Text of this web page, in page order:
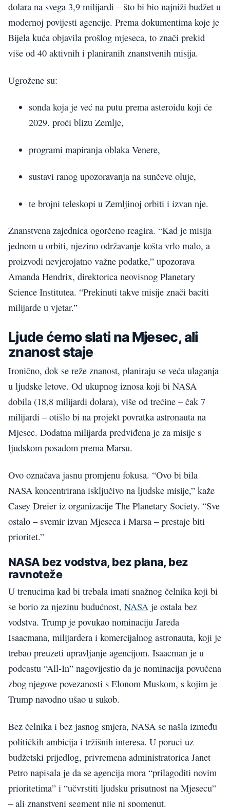
dolara na svega 3,9 milijardi – što bi bio najniži budžet u
modernoj povijesti agencije. Prema dokumentima koje je
Bijela kuća objavila prošlog mjeseca, to znači prekid
više od 40 aktivnih i planiranih znanstvenih misija.
Ugrožene su:
sonda koja je već na putu prema asteroidu koji će
2029. proći blizu Zemlje,
programi mapiranja oblaka Venere,
sustavi ranog upozoravanja na sunčeve oluje,
te brojni teleskopi u Zemljinoj orbiti i izvan nje.
Znanstvena zajednica ogorčeno reagira. “Kad je misija
jednom u orbiti, njezino održavanje košta vrlo malo, a
proizvodi nevjerojatno važne podatke,” upozorava
Amanda Hendrix, direktorica neovisnog Planetary
Science Institutea. “Prekinuti takve misije znači baciti
milijarde u vjetar.”
Ljude ćemo slati na Mjesec, ali
znanost staje
Ironično, dok se reže znanost, planiraju se veća ulaganja
u ljudske letove. Od ukupnog iznosa koji bi NASA
dobila (18,8 milijardi dolara), više od trećine – čak 7
milijardi – otišlo bi na projekt povratka astronauta na
Mjesec. Dodatna milijarda predviđena je za misije s
ljudskom posadom prema Marsu.
Ovo označava jasnu promjenu fokusa. “Ovo bi bila
NASA koncentrirana isključivo na ljudske misije,” kaže
Casey Dreier iz organizacije The Planetary Society. “Sve
ostalo – svemir izvan Mjeseca i Marsa – prestaje biti
prioritet.”
NASA bez vodstva, bez plana, bez
ravnoteže
U trenucima kad bi trebala imati snažnog čelnika koji bi
se borio za njezinu budućnost, NASA je ostala bez
vodstva. Trump je povukao nominaciju Jareda
Isaacmana, milijardera i komercijalnog astronauta, koji je
trebao preuzeti upravljanje agencijom. Isaacman je u
podcastu “All-In” nagovijestio da je nominacija povučena
zbog njegove povezanosti s Elonom Muskom, s kojim je
Trump navodno ušao u sukob.
Bez čelnika i bez jasnog smjera, NASA se našla između
političkih ambicija i tržišnih interesa. U poruci uz
budžetski prijedlog, privremena administratorica Janet
Petro napisala je da se agencija mora “prilagoditi novim
prioritetima” i “učvrstiti ljudsku prisutnost na Mjesecu”
– ali znanstveni segment nije ni spomenut.